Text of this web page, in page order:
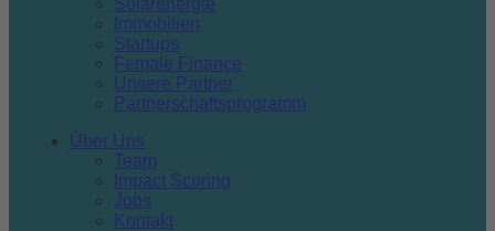
Immobilien
Startups
Female Finance
Unsere Partner
Partnerschaftsprogramm
Über Uns
Team
Impact Scoring
Jobs
Kontakt